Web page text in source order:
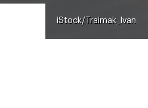
iStock/Traimak_Ivan